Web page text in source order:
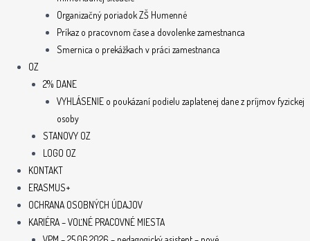
Organizačný poriadok ZŠ Humenné
Príkaz o pracovnom čase a dovolenke zamestnanca
Smernica o prekážkach v práci zamestnanca
OZ
2% DANE
VYHLÁSENIE o poukázaní podielu zaplatenej dane z príjmov fyzickej
osoby
STANOVY OZ
LOGO OZ
KONTAKT
ERASMUS+
OCHRANA OSOBNÝCH ÚDAJOV
KARIÉRA – VOĽNÉ PRACOVNÉ MIESTA